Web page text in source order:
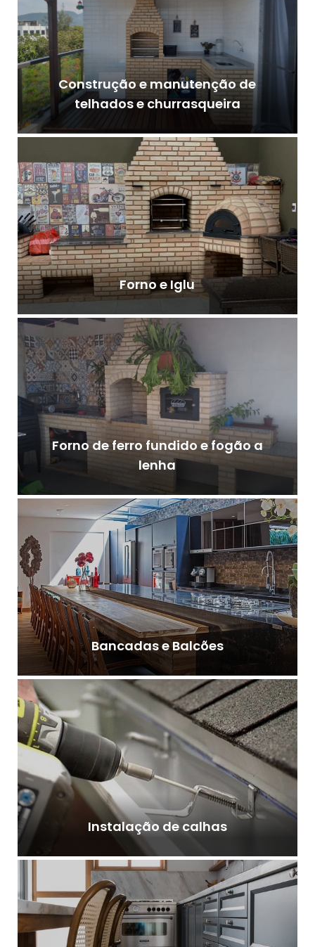
Construção e manutenção de
telhados e churrasqueira
Forno e Iglu
Forno de ferro fundido e fogão a
lenha
Bancadas e Balcões
Instalação de calhas